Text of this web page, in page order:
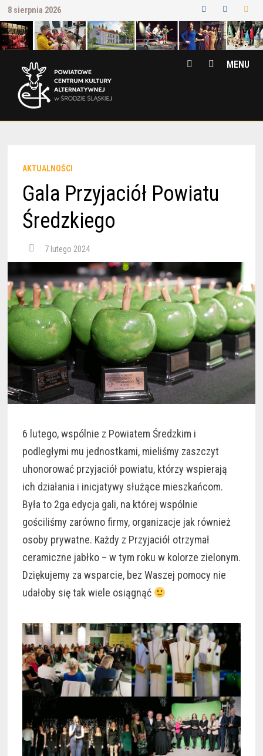
Przejdź
do
treści
8 sierpnia 2026
MENU
AKTUALNOŚCI
Gala Przyjaciół Powiatu
Średzkiego
7 lutego 2024
6 lutego, wspólnie z Powiatem Średzkim i
podległymi mu jednostkami, mieliśmy zaszczyt
uhonorować przyjaciół powiatu, którzy wspierają
ich działania i inicjatywy służące mieszkańcom.
Była to 2ga edycja gali, na której wspólnie
gościliśmy zarówno firmy, organizacje jak również
osoby prywatne. Każdy z Przyjaciół otrzymał
ceramiczne jabłko – w tym roku w kolorze zielonym.
Dziękujemy za wsparcie, bez Waszej pomocy nie
udałoby się tak wiele osiągnąć